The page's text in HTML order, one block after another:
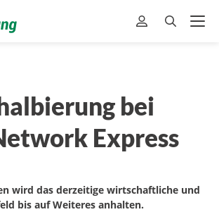
bei
Express
wird das derzeitige wirtschaftliche und
bis auf Weiteres anhalten.